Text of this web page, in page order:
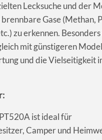
Lecksuche und der
Gase (Methan,
zu erkennen. Besonders
mit günstigeren
und die Vielseitigkeit
ist ideal für
Camper und